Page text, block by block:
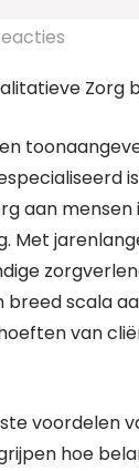
Zorg
aan mensen
Met
breed scala
van
voordelen
hoe